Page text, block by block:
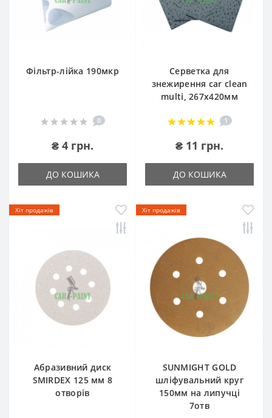
Фільтр-лійка 190мкр
0
₴ 4 грн.
ДО КОШИКА
Серветка для
знежирення car clean
multi, 267х420мм
1
₴ 11 грн.
ДО КОШИКА
Хіт продажів
Абразивний диск
SMIRDEX 125 мм 8
отворів
Хіт продажів
SUNMIGHT GOLD
шліфувальний круг
150мм на липучці
7отв